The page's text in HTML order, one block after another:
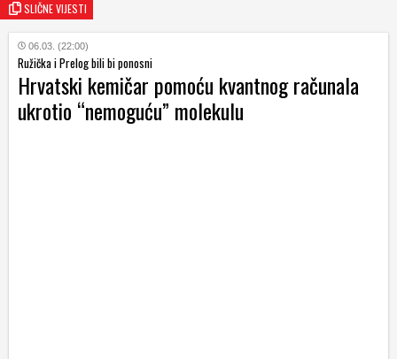
SLIČNE VIJESTI
06.03. (22:00)
Ružička i Prelog bili bi ponosni
Hrvatski kemičar pomoću kvantnog računala
ukrotio “nemoguću” molekulu